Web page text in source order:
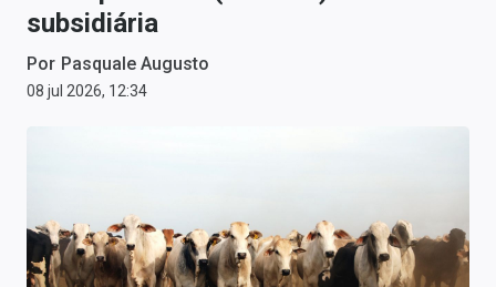
Últimas Notícias
Newsletters
Carteiras Recomendadas
subsidiária
Por Pasquale Augusto
08 jul 2026, 12:34